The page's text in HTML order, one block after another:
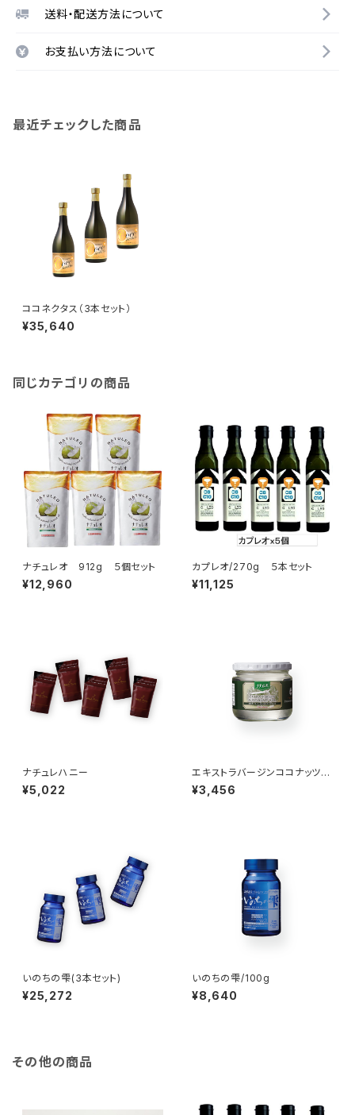
送料・配送方法について
お支払い方法について
最近チェックした商品
ココネクタス（3本セット）
¥35,640
同じカテゴリの商品
ナチュレオ 912g ５個セット
¥12,960
カプレオ/270g ５本セット
¥11,125
ナチュレハニー
¥5,022
エキストラバージンココナッツオ
イル/250g
¥3,456
いのちの雫(3本セット)
¥25,272
いのちの雫/100g
¥8,640
その他の商品